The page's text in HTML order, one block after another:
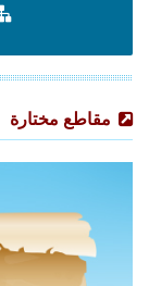
مقاطع مختارة